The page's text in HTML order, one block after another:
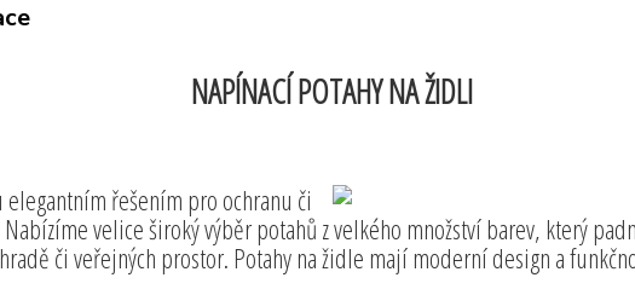
NAPÍNACÍ POTAHY NA ŽIDLI
elegantním řešením pro ochranu či
velice široký výběr potahů z velkého množství barev, který
či veřejných prostor. Potahy na židle mají moderní design a